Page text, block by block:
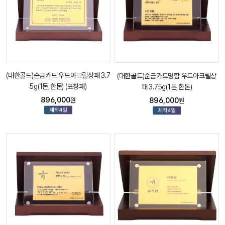
(대한골드)순금카드 우드아크릴상패 3.7
5g(1돈,한돈) (표창패)
896,000원
(대한골드)순금카드명함 우드아크릴상
패 3.75g(1돈,한돈)
896,000원